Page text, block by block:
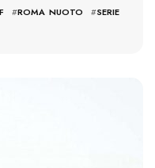
#ROMA NUOTO #SERIE